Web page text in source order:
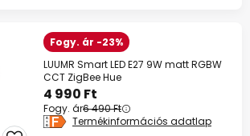
Fogy. ár -23%
LUUMR Smart LED E27 9W matt RGBW
CCT ZigBee Hue
4 990 Ft
Fogy. ár6 490 Ft
Termékinformációs adatlap